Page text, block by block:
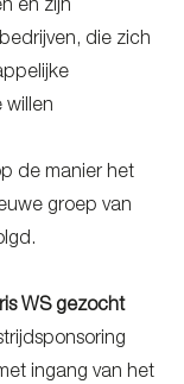
en zijn
die zich
willen
de manier het
groep van
WS gezocht
ingang van het